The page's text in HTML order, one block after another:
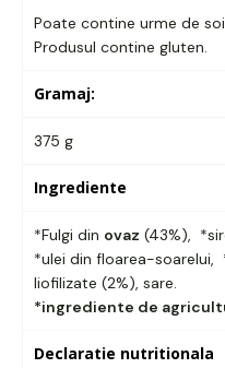
Poate contine urme de
Produsul contine gluten.
Gramaj:
375 g
Ingrediente
*Fulgi din ovaz (43%),
*ulei din floarea-soarelui,
liofilizate (2%), sare.
*ingrediente de
Declaratie nutritionala